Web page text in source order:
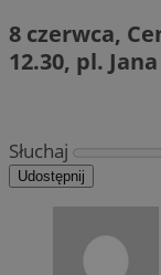
8 czerwca,
12.30, pl.
Słuchaj
Udostępnij